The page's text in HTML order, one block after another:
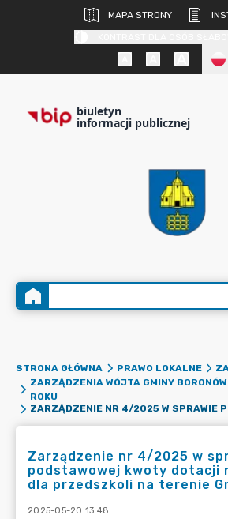
MAPA STRONY
biuletyn
informacji publicznej
STRONA GŁÓWNA PRAWO LOKALNE
ZARZĄDZENIA WÓJTA GMINY
ROKU
Zarządzenie nr 4/2025 w
podstawowej kwoty dotacji
dla przedszkoli na terenie
2025-05-20 13:48